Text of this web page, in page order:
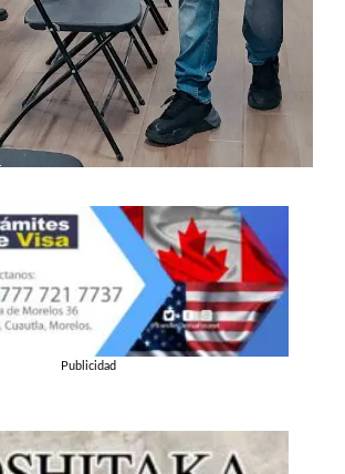
Publicidad